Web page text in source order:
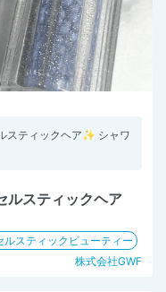
スティックヘア✨ シャワ
ルスティックヘア
ルスティックビューティー
株式会社GWF